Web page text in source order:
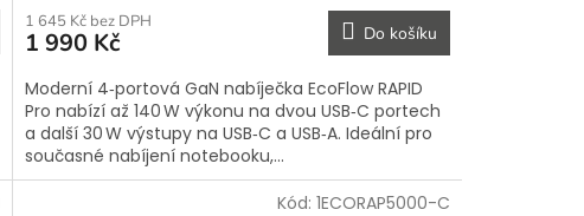
1 645 Kč bez DPH
1 990 Kč Do košíku
Moderní 4‑portová GaN nabíječka EcoFlow RAPID
Pro nabízí až 140 W výkonu na dvou USB‑C portech
a další 30 W výstupy na USB‑C a USB‑A. Ideální pro
současné nabíjení notebooku,...
Kód: 1ECORAP5000-C